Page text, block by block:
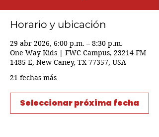
Horario y ubicación
29 abr 2026, 6:00 p.m. – 8:30 p.m.
One Way Kids | FWC Campus, 23214 FM
1485 E, New Caney, TX 77357, USA
21 fechas más
Seleccionar próxima fecha